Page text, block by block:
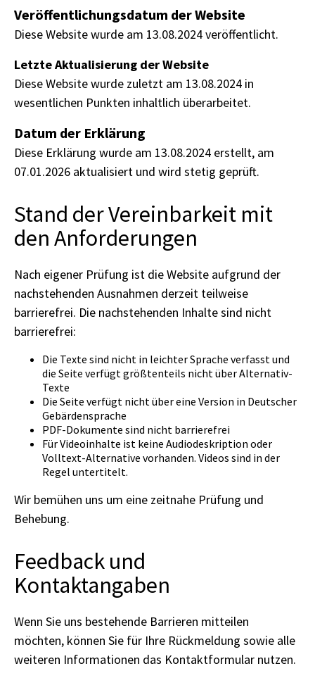
Veröffentlichungsdatum der Website
Diese Website wurde am 13.08.2024 veröffentlicht.
Letzte Aktualisierung der Website
Diese Website wurde zuletzt am 13.08.2024 in
wesentlichen Punkten inhaltlich überarbeitet.
Datum der Erklärung
Diese Erklärung wurde am 13.08.2024 erstellt, am
07.01.2026 aktualisiert und wird stetig geprüft.
Stand der Vereinbarkeit mit
den Anforderungen
Nach eigener Prüfung ist die Website aufgrund der
nachstehenden Ausnahmen derzeit teilweise
barrierefrei. Die nachstehenden Inhalte sind nicht
barrierefrei:
Die Texte sind nicht in leichter Sprache verfasst und
die Seite verfügt größtenteils nicht über Alternativ-
Texte
Die Seite verfügt nicht über eine Version in Deutscher
Gebärdensprache
PDF-Dokumente sind nicht barrierefrei
Für Videoinhalte ist keine Audiodeskription oder
Volltext-Alternative vorhanden. Videos sind in der
Regel untertitelt.
Wir bemühen uns um eine zeitnahe Prüfung und
Behebung.
Feedback und
Kontaktangaben
Wenn Sie uns bestehende Barrieren mitteilen
möchten, können Sie für Ihre Rückmeldung sowie alle
weiteren Informationen das Kontaktformular nutzen.